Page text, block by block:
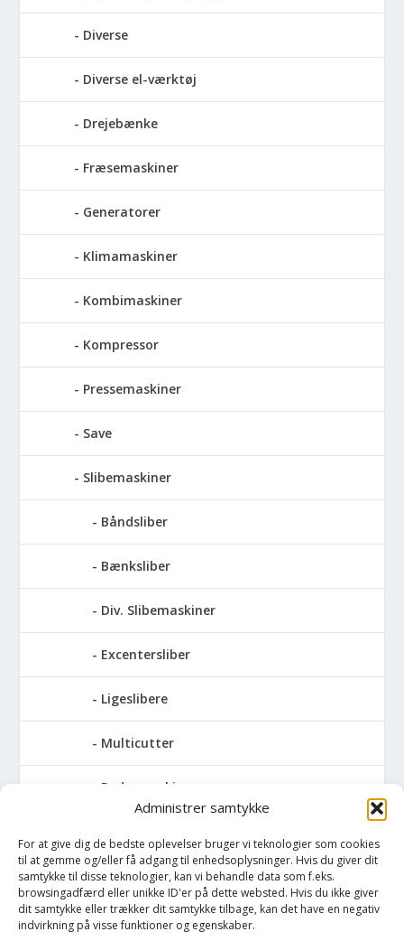
Administrer samtykke
For at give dig de bedste oplevelser bruger vi teknologier som cookies
til at gemme og/eller få adgang til enhedsoplysninger. Hvis du giver dit
samtykke til disse teknologier, kan vi behandle data som f.eks.
browsingadfærd eller unikke ID'er på dette websted. Hvis du ikke giver
dit samtykke eller trækker dit samtykke tilbage, kan det have en negativ
indvirkning på visse funktioner og egenskaber.
Diverse
Diverse el-værktøj
Drejebænke
Fræsemaskiner
Generatorer
Klimamaskiner
Kombimaskiner
Kompressor
Pressemaskiner
Save
Slibemaskiner
Båndsliber
Bænksliber
Div. Slibemaskiner
Excentersliber
Ligeslibere
Multicutter
Pudsemaskiner
høvlknive
Vådsliber